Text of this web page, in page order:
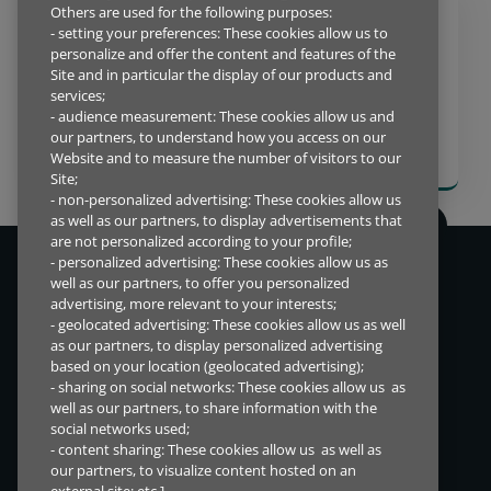
BLOGG
2024.10.07
NÅR VI NÆRMER OSS DET NYE ÅRET,
ER DET PÅ TIDE MED FORSIKTIG
OPTIMISME
Vi lever i en tid med konstant endring, derfor ønsker vi å tilby
finansieringsløsninger som hjelper både mennesker og bedrifter
verden over.
SNARVEIER
Løsninger for forhandler
Løsninger for kunde
DIREKTETILGANG
Varsling
Others are used for the following purposes:
- setting your preferences: These cookies allow us to
personalize and offer the content and features of the
Site and in particular the display of our products and
services;
- audience measurement: These cookies allow us and
our partners, to understand how you access on our
Website and to measure the number of visitors to our
Site;
- non-personalized advertising: These cookies allow us
as well as our partners, to display advertisements that
are not personalized according to your profile;
- personalized advertising: These cookies allow us as
well as our partners, to offer you personalized
advertising, more relevant to your interests;
- geolocated advertising: These cookies allow us as well
as our partners, to display personalized advertising
based on your location (geolocated advertising);
- sharing on social networks: These cookies allow us as
well as our partners, to share information with the
social networks used;
- content sharing: These cookies allow us as well as
our partners, to visualize content hosted on an